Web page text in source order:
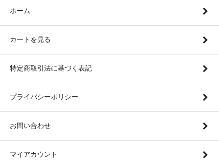
ホーム
カートを見る
特定商取引法に基づく表記
プライバシーポリシー
お問い合わせ
マイアカウント